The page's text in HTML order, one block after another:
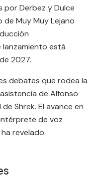
por Derbez y Dulce
de Muy Muy Lejano
está
2027.
debates que rodea la
de Alfonso
Shrek. El avance en
de voz
revelado